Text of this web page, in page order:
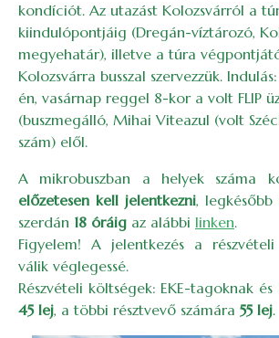
kondíciót. Az utazást Kolozsvárról a
kiindulópontjáig (Dregán-víztározó,
megyehatár), illetve a túra
Kolozsvárra busszal szervezzük.
én, vasárnap reggel 8-kor a volt FLIP
(buszmegálló, Mihai Viteazul (volt
szám) elől.
A mikrobuszban a helyek száma
előzetesen kell jelentkezni, legkésőbb
szerdán 18 óráig az alábbi linken.
Figyelem! A jelentkezés a
válik véglegessé.
Részvételi költségek: EKE-tagoknak
45 lej, a többi résztvevő számára 55 lej.